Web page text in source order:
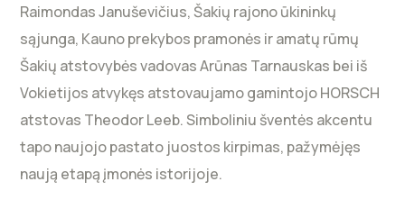
Raimondas Januševičius, Šakių rajono ūkininkų
sąjunga, Kauno prekybos pramonės ir amatų rūmų
Šakių atstovybės vadovas Arūnas Tarnauskas bei iš
Vokietijos atvykęs atstovaujamo gamintojo HORSCH
atstovas Theodor Leeb. Simboliniu šventės akcentu
tapo naujojo pastato juostos kirpimas, pažymėjęs
naują etapą įmonės istorijoje.